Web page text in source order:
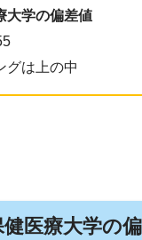
大学の偏差値
は上の中
健医療大学の